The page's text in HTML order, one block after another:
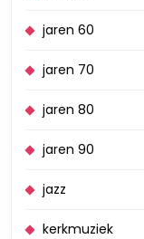
jaren 60
jaren 70
jaren 80
jaren 90
jazz
kerkmuziek